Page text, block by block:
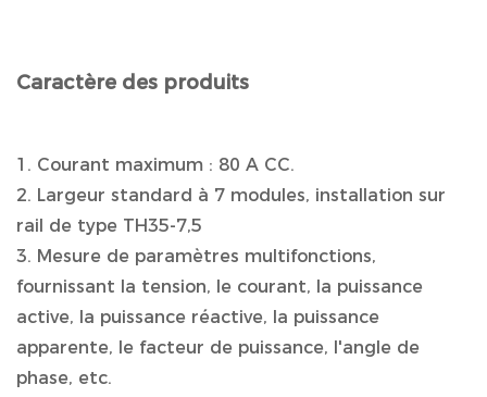
Caractère des produits
1. Courant maximum : 80 A CC.
2. Largeur standard à 7 modules, installation sur
rail de type TH35-7,5
3. Mesure de paramètres multifonctions,
fournissant la tension, le courant, la puissance
active, la puissance réactive, la puissance
apparente, le facteur de puissance, l'angle de
phase, etc.